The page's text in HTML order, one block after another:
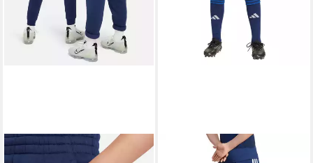
NIKE SPORTSWEAR
ADIDAS PERFORMANCE